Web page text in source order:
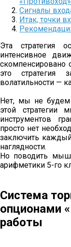
Сигналы
Итак, точки
Эта стратегия
интенсивное
скомпенсировано
это стратегия
волатильности —
Нет, мы не будем
этой стратегии
инструментов
просто нет
заключить
наглядности.
Но поводить
арифметики 5-го
Система
опционами
работы